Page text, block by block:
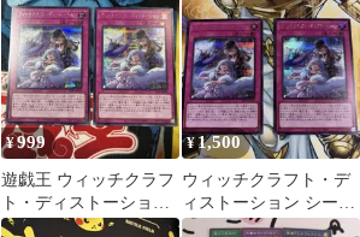
ク RV01
¥999
遊戯王 ウィッチクラフ
ト・ディストーション
2枚セット
¥ 1,500
ウィッチクラフト・デ
ィストーション シーク
レット